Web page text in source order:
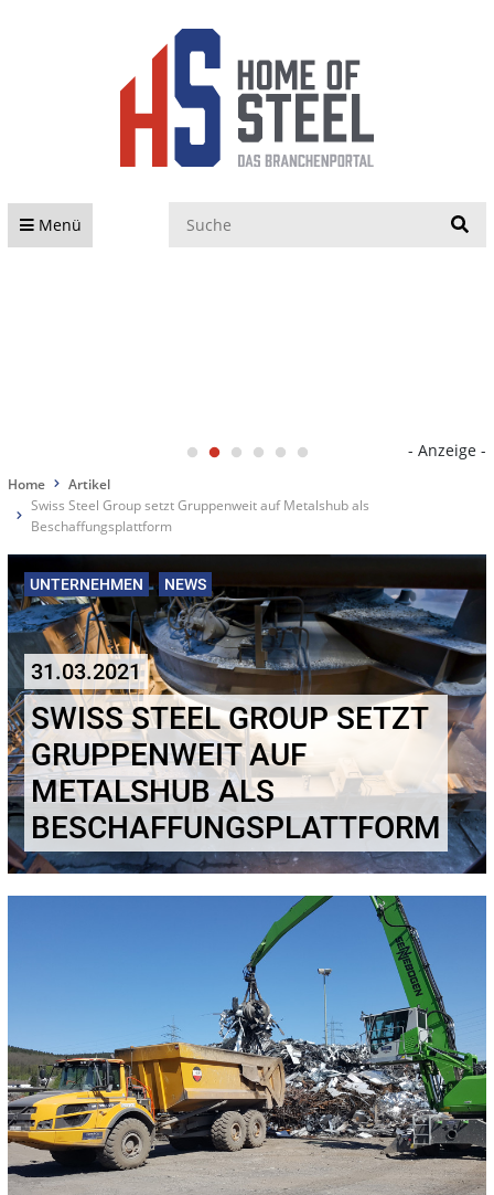
Menü
- Anzeige -
Home
Artikel
Swiss Steel Group setzt Gruppenweit auf Metalshub als
Beschaffungsplattform
UNTERNEHMEN NEWS
31.03.2021
SWISS STEEL GROUP SETZT
GRUPPENWEIT AUF
METALSHUB ALS
BESCHAFFUNGSPLATTFORM